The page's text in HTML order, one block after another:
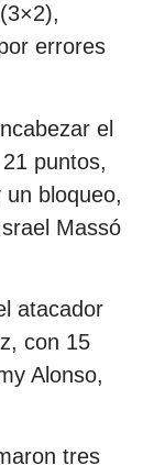
errores
el
puntos,
bloqueo,
Massó
atacador
con 15
Alonso,
tres